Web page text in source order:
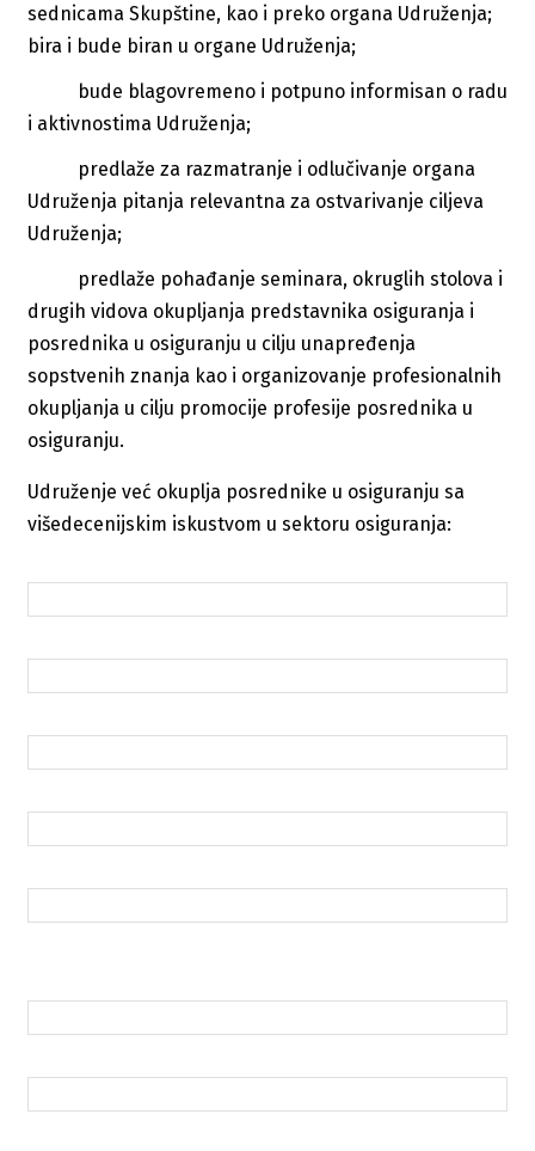
sednicama Skupštine, kao i preko organa Udruženja;
bira i bude biran u organe Udruženja;
bude blagovremeno i potpuno informisan o radu
i aktivnostima Udruženja;
predlaže za razmatranje i odlučivanje organa
Udruženja pitanja relevantna za ostvarivanje ciljeva
Udruženja;
predlaže pohađanje seminara, okruglih stolova i
drugih vidova okupljanja predstavnika osiguranja i
posrednika u osiguranju u cilju unapređenja
sopstvenih znanja kao i organizovanje profesionalnih
okupljanja u cilju promocije profesije posrednika u
osiguranju.
Udruženje već okuplja posrednike u osiguranju sa
višedecenijskim iskustvom u sektoru osiguranja: